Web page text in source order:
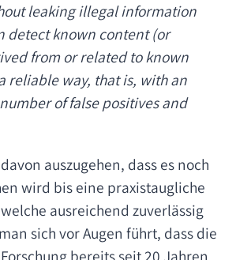
leaking illegal information
detect known content (or
from or related to known
reliable way, that is, with an
of false positives and
auszugehen, dass es noch
wird bis eine praxistaugliche
ausreichend zuverlässig
sich vor Augen führt, dass die
bereits seit 20 Jahren